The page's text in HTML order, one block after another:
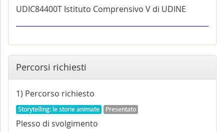
UDIC84400T Istituto Comprensivo V di UDINE
Percorsi richiesti
1) Percorso richiesto
Storytelling: le storie animate Presentato
Plesso di svolgimento